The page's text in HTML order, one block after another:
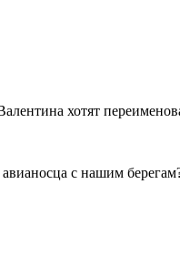
хотят
с нашим